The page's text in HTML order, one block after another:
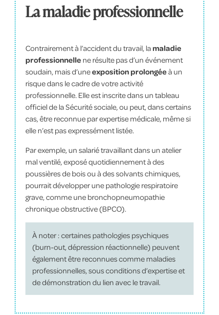
La maladie professionnelle
Contrairement à l’accident du travail, la maladie
professionnellene résulte pas d’un événement
soudain, mais d’uneexposition prolongéeà un
risque dans le cadre de votre activité
professionnelle. Elle est inscrite dans un tableau
officiel de la Sécurité sociale, ou peut, dans certains
cas, être reconnue par expertise médicale, même si
elle n’est pas expressément listée.
Par exemple, un salarié travaillant dans un atelier
mal ventilé, exposé quotidiennement à des
poussières de bois ou à des solvants chimiques,
pourrait développer une pathologie respiratoire
grave, comme une bronchopneumopathie
chronique obstructive (BPCO).
À noter : certaines pathologies psychiques
(burn-out, dépression réactionnelle) peuvent
également être reconnues comme maladies
professionnelles, sous conditions d’expertise et
de démonstration du lien avec le travail.